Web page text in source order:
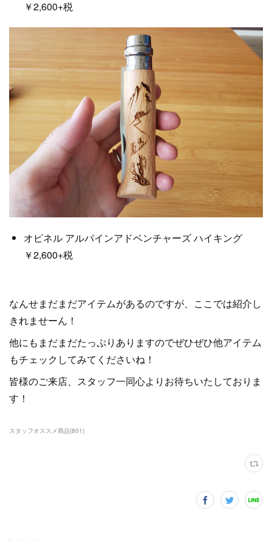
￥2,600+税
オピネル アルパインアドベンチャーズ ハイキング
￥2,600+税
なんせまだまだアイテムがあるのですが、ここでは紹介し
きれませーん！
他にもまだまだたっぷりありますのでぜひぜひ他アイテム
もチェックしてみてくださいね！
皆様のご来店、スタッフ一同心よりお待ちいたしておりま
す！
スタッフオススメ商品(801)